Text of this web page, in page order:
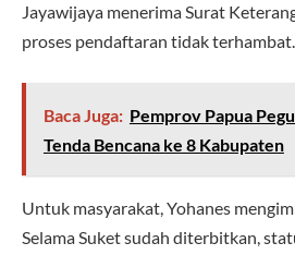
Jayawijaya menerima Surat
proses pendaftaran tidak terhambat.
Baca Juga: Pemprov Papua
Tenda Bencana ke 8 Kabupaten
Untuk masyarakat, Yohanes
Selama Suket sudah diterbitkan,